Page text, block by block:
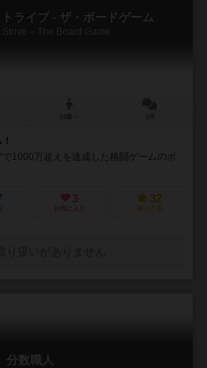
ライブ - ザ・ボードゲーム
Strive – The Board Game
で1000万超えを達成した格闘ゲームのボ
3
お気に入り
32
持ってる
分数職人